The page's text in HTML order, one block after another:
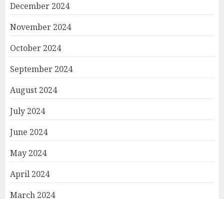
December 2024
November 2024
October 2024
September 2024
August 2024
July 2024
June 2024
May 2024
April 2024
March 2024